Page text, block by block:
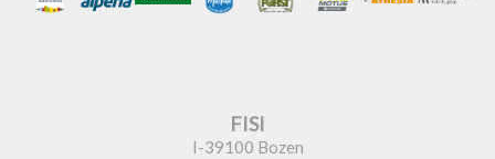
FISI
I-39100 Bozen